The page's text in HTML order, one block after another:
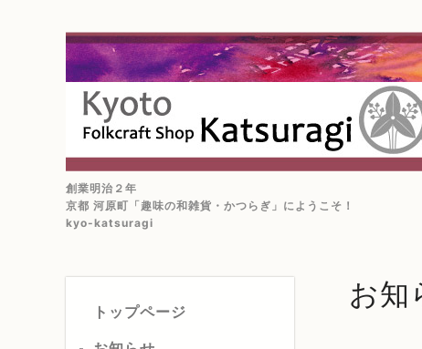
創業明治２年
京都 河原町「趣味の和雑貨・かつらぎ」にようこそ！
kyo-katsuragi
トップページ
お知